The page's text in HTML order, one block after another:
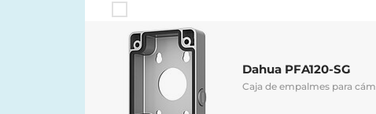
Dahua PFA120-SG
Caja de empalmes para